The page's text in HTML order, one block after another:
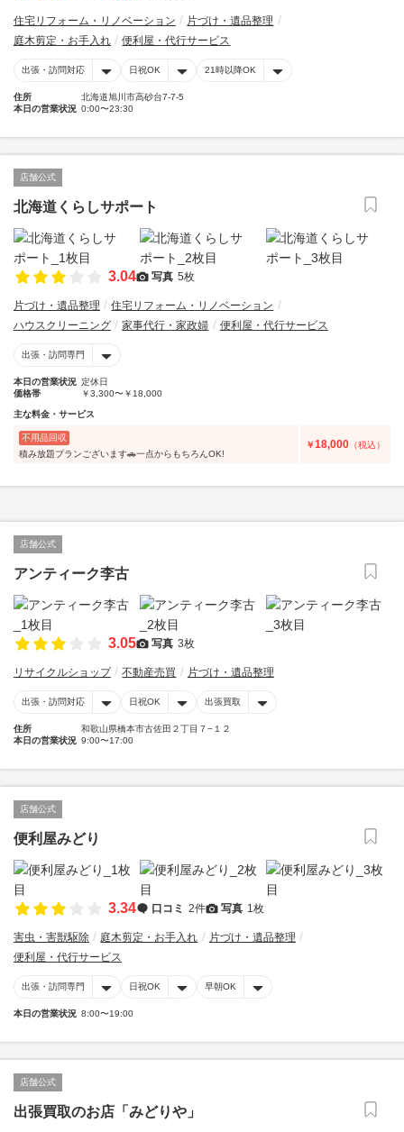
住宅リフォーム・リノベーション
片づけ・遺品整理
庭木剪定・お手入れ
便利屋・代行サービス
出張・訪問対応 日祝OK 21時以降OK
住所
北海道旭川市高砂台7-7-5
本日の営業状況 0:00〜23:30
店舗公式
北海道くらしサポート
3.04 写真 5枚
片づけ・遺品整理
住宅リフォーム・リノベーション
ハウスクリーニング
家事代行・家政婦 便利屋・代行サービス
出張・訪問専門
本日の営業状況 定休日
価格帯
￥3,300〜￥18,000
主な料金・サービス
不用品回収
積み放題プランございます🚗一点からもちろんOK!
￥18,000 （税込）
店舗公式
アンティーク李古
3.05 写真 3枚
リサイクルショップ 不動産売買 片づけ・遺品整理
出張・訪問対応 日祝OK 出張買取
住所
和歌山県橋本市古佐田２丁目７−１２
本日の営業状況 9:00〜17:00
店舗公式
便利屋みどり
3.34 口コミ 2件 写真 1枚
害虫・害獣駆除 庭木剪定・お手入れ
片づけ・遺品整理
便利屋・代行サービス
出張・訪問専門 日祝OK 早朝OK
本日の営業状況 8:00〜19:00
店舗公式
出張買取のお店「みどりや」